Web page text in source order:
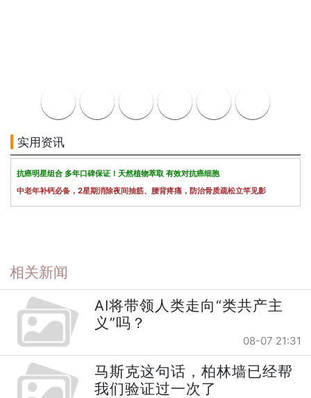
实用资讯
抗癌明星组合 多年口碑保证！天然植物萃取 有效对抗癌细胞
中老年补钙必备，2星期消除夜间抽筋、腰背疼痛，防治骨质疏松立竿见影
相关新闻
AI将带领人类走向“类共产主
义”吗？
08-07 21:31
马斯克这句话，柏林墙已经帮
我们验证过一次了